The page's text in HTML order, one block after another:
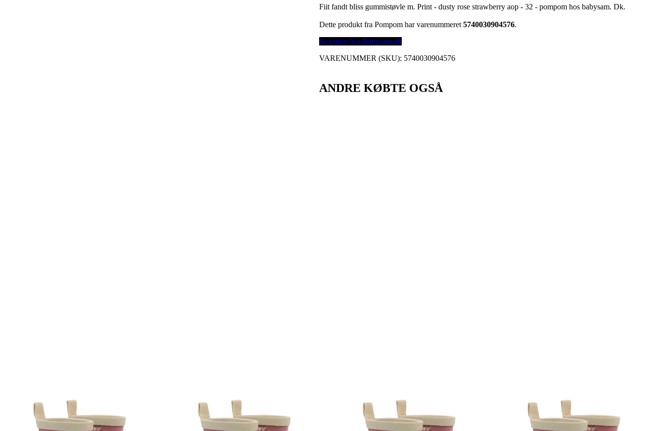
Fiit fandt bliss gummistøvle m. Print - dusty rose strawberry aop - 32 - pompom hos babysam. Dk.
Dette produkt fra Pompom har varenummeret5740030904576.
Se prisen hos Babysam.dk
VARENUMMER (SKU): 5740030904576
ANDRE KØBTE OGSÅ